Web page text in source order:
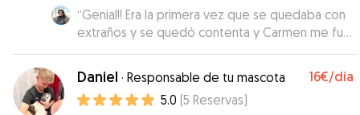
“Genial!! Era la primera vez que se quedaba con
extraños y se quedó contenta y Carmen me fue
contando que tal estaba . Volvería a dejarla con
ella. Muy contenta.
Daniel · Responsable de tu mascota 16€/día
5.0 (5 Reservas)